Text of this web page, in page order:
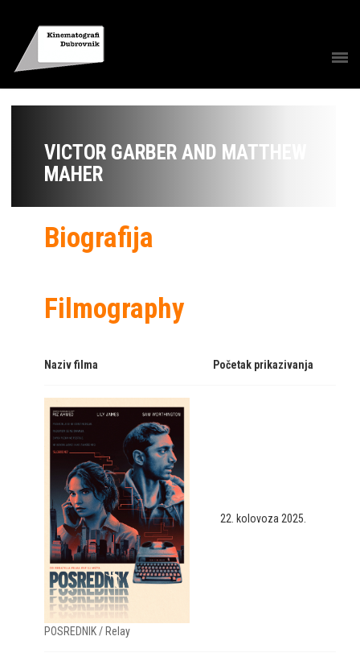
VICTOR GARBER AND MATTHEW
MAHER
Biografija
Filmography
Naziv filma Početak prikazivanja
POSREDNIK / Relay
22. kolovoza 2025.